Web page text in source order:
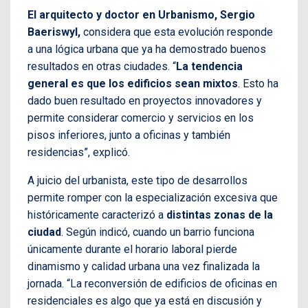
El arquitecto y doctor en Urbanismo, Sergio
Baeriswyl, considera que esta evolución responde
a una lógica urbana que ya ha demostrado buenos
resultados en otras ciudades. “La tendencia
general es que los edificios sean mixtos. Esto ha
dado buen resultado en proyectos innovadores y
permite considerar comercio y servicios en los
pisos inferiores, junto a oficinas y también
residencias”, explicó.
A juicio del urbanista, este tipo de desarrollos
permite romper con la especialización excesiva que
históricamente caracterizó a distintas zonas de la
ciudad. Según indicó, cuando un barrio funciona
únicamente durante el horario laboral pierde
dinamismo y calidad urbana una vez finalizada la
jornada. “La reconversión de edificios de oficinas en
residenciales es algo que ya está en discusión y